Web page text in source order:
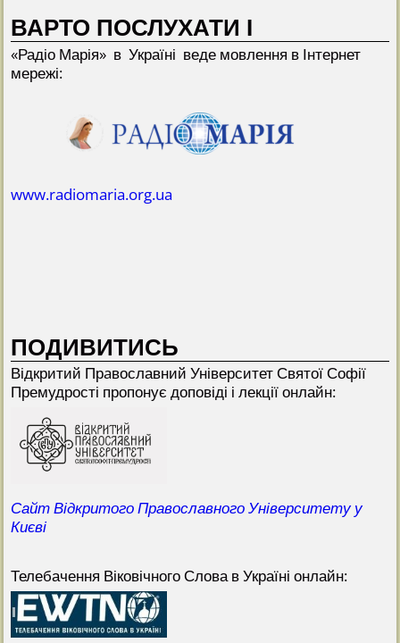
ВАРТО ПОСЛУХАТИ І
«Радіо Марія» в Україні веде мовлення в Інтернет
мережі:
www.radiomaria.org.ua
ПОДИВИТИСЬ
Відкритий Прaвославний Університет Святої Софії
Премудрості пропонує доповіді і лекції онлайн:
Сайт Відкритого Православного Університету у
Києві
Телебачення Віковічного Слова в Україні онлайн: